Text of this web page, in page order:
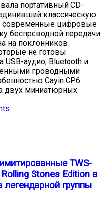
портативный CD-
классическую
современные цифровые
беспроводной передачи
на поклонников
не готовы
USB-аудио, Bluetooth и
проводными
Cayin CP6
двух миниатюрных
TWS-
Stones Edition в
легендарной группы